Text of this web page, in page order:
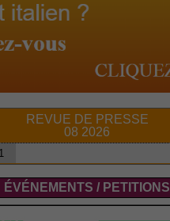
REVUE DE PRESSE
08 2026
ÉVÉNEMENTS / PETITIONS